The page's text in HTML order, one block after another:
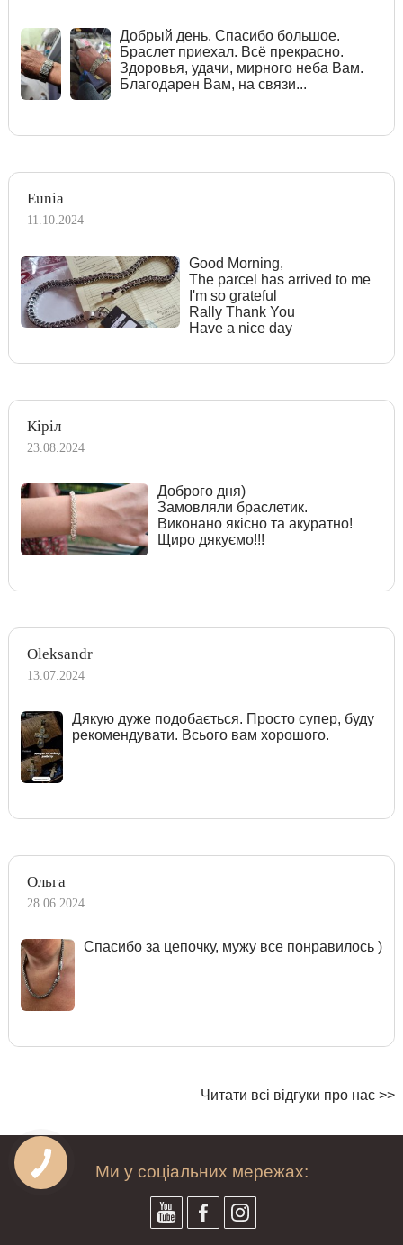
Добрый день. Спасибо большое.
Браслет приехал. Всё прекрасно.
Здоровья, удачи, мирного неба Вам.
Благодарен Вам, на связи...
Eunia
11.10.2024
Good Morning,
The parcel has arrived to me
I'm so grateful
Rally Thank You
Have a nice day
Кіріл
23.08.2024
Доброго дня)
Замовляли браслетик.
Виконано якісно та акуратно!
Щиро дякуємо!!!
Oleksandr
13.07.2024
Дякую дуже подобається. Просто супер, буду
рекомендувати. Всього вам хорошого.
Ольга
28.06.2024
Спасибо за цепочку, мужу все понравилось )
Читати всі відгуки про нас >>
Ми у соціальних мережах: